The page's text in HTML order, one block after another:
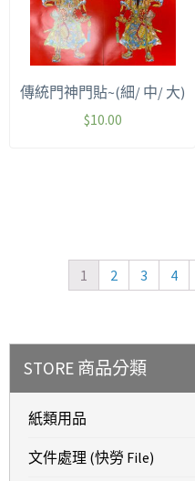
傳統門神門貼~(細/ 中/ 大)
$10.00
1 2 3 4
STORE 商品分類
紙類用品
文件處理 (快勞 File)